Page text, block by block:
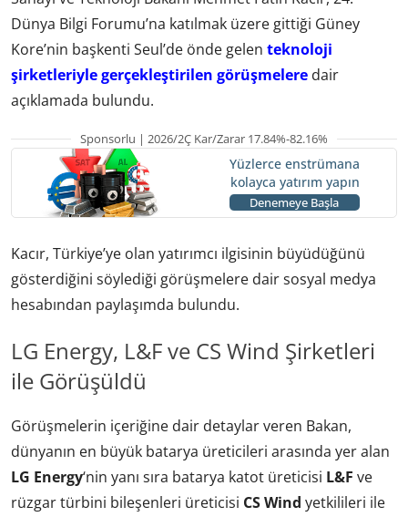
Dünya Bilgi Forumu’na katılmak üzere gittiği Güney
Kore’nin başkenti Seul’de önde gelen teknoloji
şirketleriyle gerçekleştirilen görüşmelere dair
açıklamada bulundu.
Sponsorlu | 2026/2Ç Kar/Zarar 17.84%-82.16%
Yüzlerce enstrümana
kolayca yatırım yapın
Denemeye Başla
Kacır, Türkiye’ye olan yatırımcı ilgisinin büyüdüğünü
gösterdiğini söylediği görüşmelere dair sosyal medya
hesabından paylaşımda bulundu.
LG Energy, L&F ve CS Wind Şirketleri
ile Görüşüldü
Görüşmelerin içeriğine dair detaylar veren Bakan,
dünyanın en büyük batarya üreticileri arasında yer alan
LG Energy‘nin yanı sıra batarya katot üreticisi L&F ve
rüzgar türbini bileşenleri üreticisi CS Wind yetkilileri ile